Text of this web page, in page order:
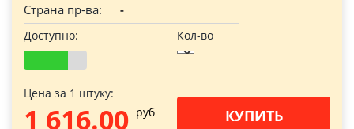
Страна пр-ва:
-
Доступно: Кол-во
Цена за 1 штуку:
1 616.00 pуб КУПИТЬ